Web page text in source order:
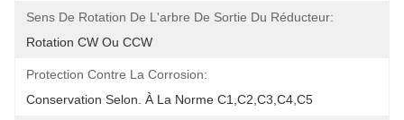
Sens De Rotation De L'arbre De Sortie Du Réducteur:
Rotation CW Ou CCW
Protection Contre La Corrosion:
Conservation Selon. À La Norme C1,C2,C3,C4,C5